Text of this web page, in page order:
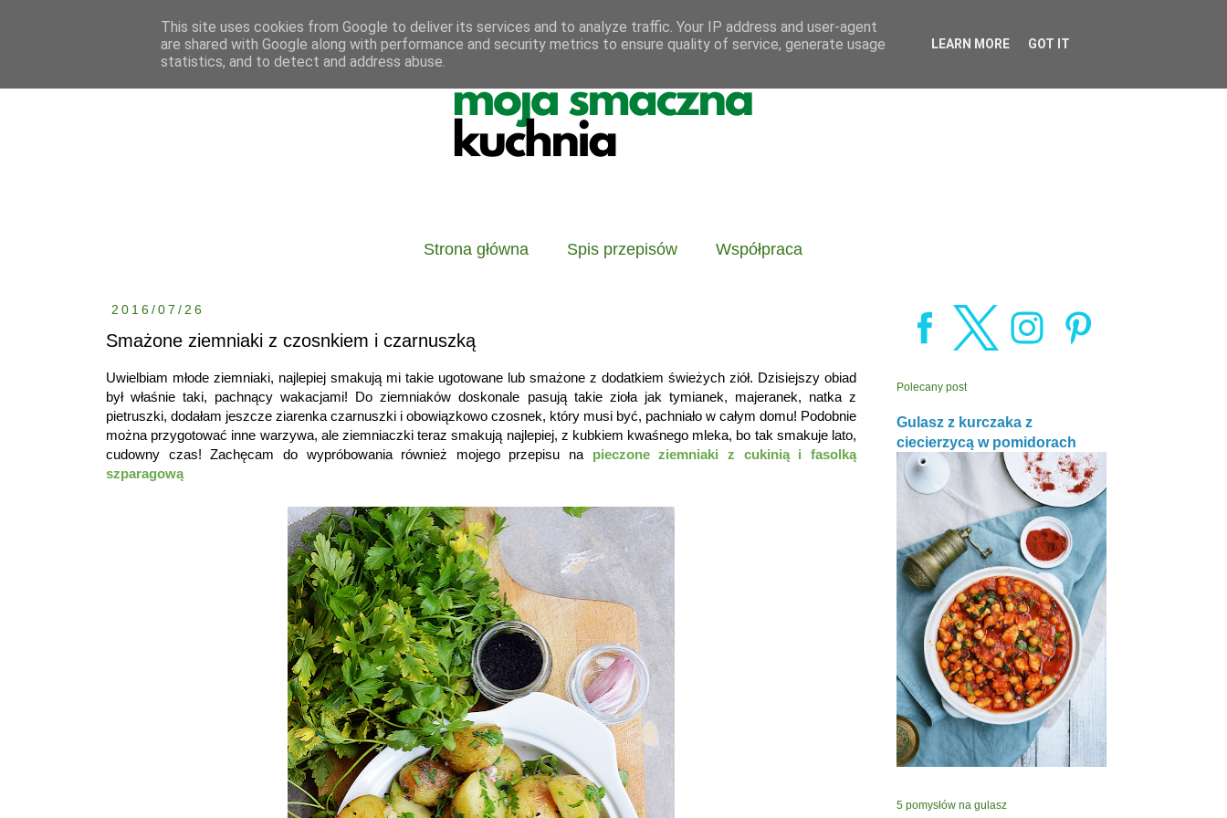
Strona główna Spis przepisów Współpraca
2016/07/26
Smażone ziemniaki z czosnkiem i czarnuszką
Uwielbiam młode ziemniaki, najlepiej smakują mi takie ugotowane lub smażone z dodatkiem świeżych ziół. Dzisiejszy obiad
był właśnie taki, pachnący wakacjami! Do ziemniaków doskonale pasują takie zioła jak tymianek, majeranek, natka z
pietruszki, dodałam jeszcze ziarenka czarnuszki i obowiązkowo czosnek, który musi być, pachniało w całym domu! Podobnie
można przygotować inne warzywa, ale ziemniaczki teraz smakują najlepiej, z kubkiem kwaśnego mleka, bo tak smakuje lato,
cudowny czas! Zachęcam do wypróbowania również mojego przepisu na pieczone ziemniaki z cukinią i fasolką
szparagową
Polecany post
Gulasz z kurczaka z
ciecierzycą w pomidorach
5 pomysłów na gulasz
This site uses cookies from Google to deliver its services and to analyze traffic. Your IP address and user-agent
are shared with Google along with performance and security metrics to ensure quality of service, generate usage
statistics, and to detect and address abuse.
LEARN MORE GOT IT